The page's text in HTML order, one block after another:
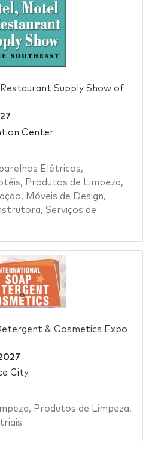
Supply Show of
Center
Elétricos,
, Produtos de Limpeza,
, Móveis de Design,
, Serviços de
& Cosmetics Expo
City
, Produtos de Limpeza,